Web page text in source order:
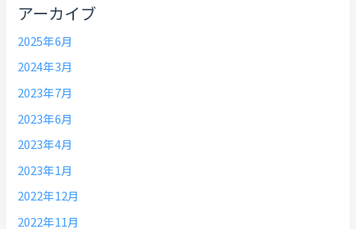
アーカイブ
2025年6月
2024年3月
2023年7月
2023年6月
2023年4月
2023年1月
2022年12月
2022年11月